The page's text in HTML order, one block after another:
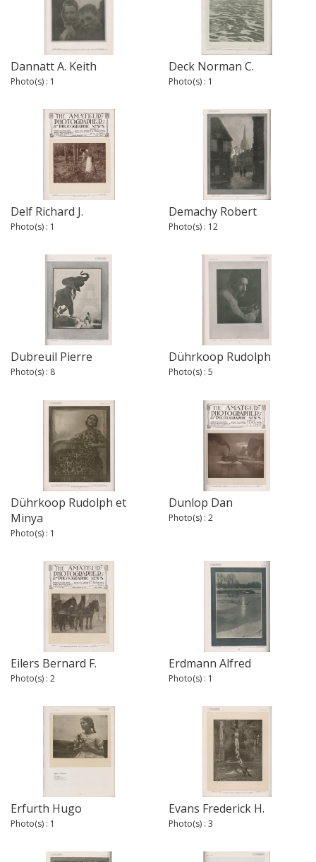
Dannatt A. Keith
Photo(s) : 1
Deck Norman C.
Photo(s) : 1
Delf Richard J.
Photo(s) : 1
Demachy Robert
Photo(s) : 12
Dubreuil Pierre
Photo(s) : 8
Dührkoop Rudolph
Photo(s) : 5
Dührkoop Rudolph et
Minya
Photo(s) : 1
Dunlop Dan
Photo(s) : 2
Eilers Bernard F.
Photo(s) : 2
Erdmann Alfred
Photo(s) : 1
Erfurth Hugo
Photo(s) : 1
Evans Frederick H.
Photo(s) : 3